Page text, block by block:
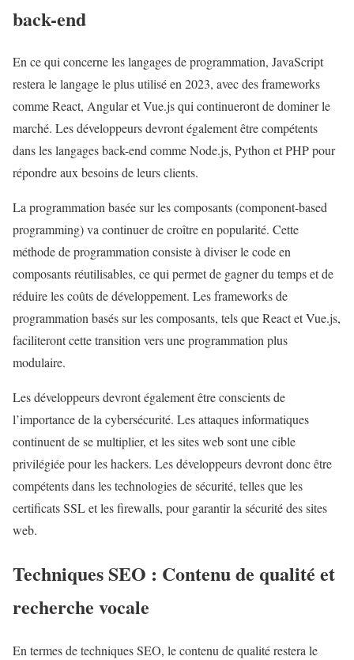
back-end
En ce qui concerne les langages de programmation, JavaScript
restera le langage le plus utilisé en 2023, avec des frameworks
comme React, Angular et Vue.js qui continueront de dominer le
marché. Les développeurs devront également être compétents
dans les langages back-end comme Node.js, Python et PHP pour
répondre aux besoins de leurs clients.
La programmation basée sur les composants (component-based
programming) va continuer de croître en popularité. Cette
méthode de programmation consiste à diviser le code en
composants réutilisables, ce qui permet de gagner du temps et de
réduire les coûts de développement. Les frameworks de
programmation basés sur les composants, tels que React et Vue.js,
faciliteront cette transition vers une programmation plus
modulaire.
Les développeurs devront également être conscients de
l’importance de la cybersécurité. Les attaques informatiques
continuent de se multiplier, et les sites web sont une cible
privilégiée pour les hackers. Les développeurs devront donc être
compétents dans les technologies de sécurité, telles que les
certificats SSL et les firewalls, pour garantir la sécurité des sites
web.
Techniques SEO : Contenu de qualité et
recherche vocale
En termes de techniques SEO, le contenu de qualité restera le